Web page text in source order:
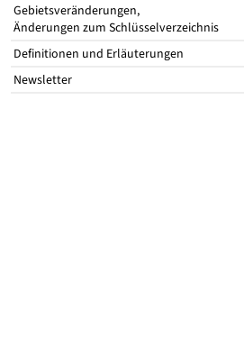
Gebietsveränderungen,
Änderungen zum Schlüsselverzeichnis
Definitionen und Erläuterungen
Newsletter